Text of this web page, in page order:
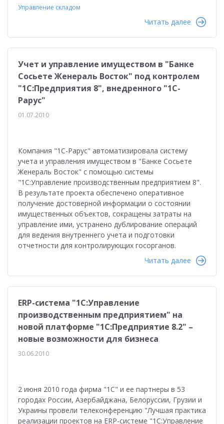
Управление складом
Читать далее
Учет и управление имуществом в "Банке
Сосьете Женераль Восток" под контролем
"1С:Предприятия 8", внедренного "1С-
Рарус"
01.07.2010
Компания "1С-Рарус" автоматизировала систему
учета и управления имуществом в "Банке Сосьете
Женераль Восток" с помощью системы
"1С:Управление производственным предприятием 8".
В результате проекта обеспечено оперативное
получение достоверной информации о состоянии
имущественных объектов, сокращены затраты на
управление ими, устранено дублирование операций
для ведения внутреннего учета и подготовки
отчетности для контролирующих госорганов.
Читать далее
ERP-система "1С:Управление
производственным предприятием" на
новой платформе "1С:Предприятие 8.2" –
новые возможности для бизнеса
30.06.2010
2 июня 2010 года фирма "1С" и ее партнеры в 53
городах России, Азербайджана, Белоруссии, Грузии и
Украины провели телеконференцию "Лучшая практика
реализации проектов на ERP-системе "1С:Управление